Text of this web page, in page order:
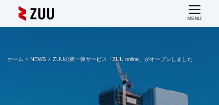
ホーム NEWS ZUUの第一弾サービス「ZUU online」がオープンしました